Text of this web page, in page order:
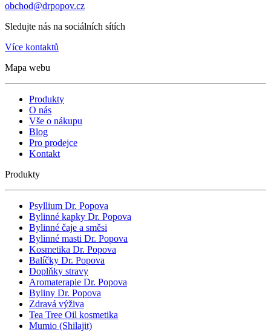
obchod@drpopov.cz
Sledujte nás na sociálních sítích
Více kontaktů
Mapa webu
Produkty
O nás
Vše o nákupu
Blog
Pro prodejce
Kontakt
Produkty
Psyllium Dr. Popova
Bylinné kapky Dr. Popova
Bylinné čaje a směsi
Bylinné masti Dr. Popova
Kosmetika Dr. Popova
Balíčky Dr. Popova
Doplňky stravy
Aromaterapie Dr. Popova
Byliny Dr. Popova
Zdravá výživa
Tea Tree Oil kosmetika
Mumio (Shilajit)